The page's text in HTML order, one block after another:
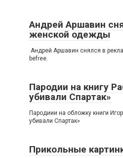
Андрей Аршавин
женской одежды
Андрей Аршавин снялся в
befree.
Пародии на книгу
убивали Спартак»
Пародиии на обложку книги
убивали Спартак»
Прикольные